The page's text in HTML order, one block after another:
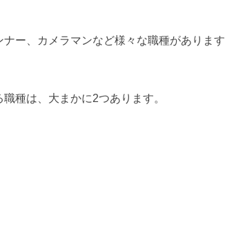
ー、カメラマンなど様々な職種があります
種は、大まかに2つあります。